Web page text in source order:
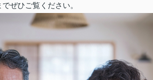
ぜひご覧ください。